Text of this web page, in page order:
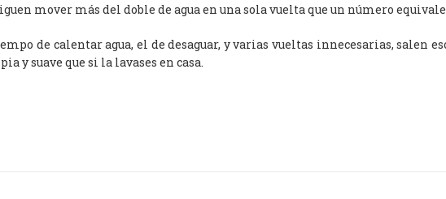
mover más del doble de agua en una sola vuelta que un número
de calentar agua, el de desaguar, y varias vueltas innecesarias, salen
y suave que si la lavases en casa.